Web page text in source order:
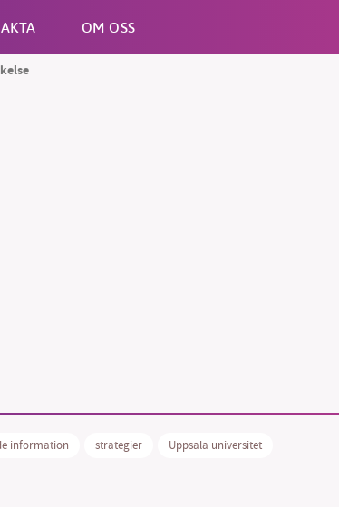
OM OSS
information strategier Uppsala universitet